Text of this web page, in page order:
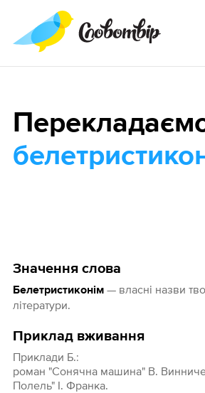
Значення слова
Белетристиконім— власні назви
літератури.
Приклад вживання
Приклади Б.:
роман "Сонячна машина" В.
Полель" І. Франка.